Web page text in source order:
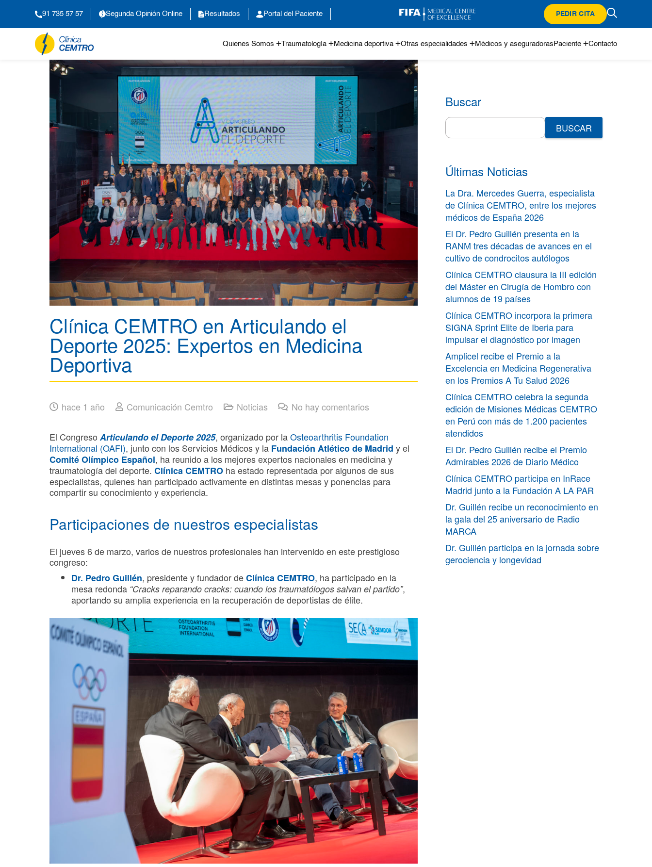
91 735 57 57 Segunda Opinión Online Resultados Portal del Paciente PEDIR CITA
Quienes Somos Traumatología Medicina deportiva Otras especialidades Médicos y aseguradoras Paciente Contacto
Clínica CEMTRO en Articulando el
Deporte 2025: Expertos en Medicina
Deportiva
hace 1 año Comunicación Cemtro Noticias No hay comentarios
El Congreso Articulando el Deporte 2025, organizado por laOsteoarthritis Foundation
International (OAFI), junto con los Servicios Médicos y la Fundación Atlético de Madrid y el
Comité Olímpico Español, ha reunido a los mejores expertos nacionales en medicina y
traumatología del deporte. Clínica CEMTRO ha estado representada por algunos de sus
especialistas, quienes han participado activamente en distintas mesas y ponencias para
compartir su conocimiento y experiencia.
Participaciones de nuestros especialistas
El jueves 6 de marzo, varios de nuestros profesionales han intervenido en este prestigioso
congreso:
Dr. Pedro Guillén, presidente y fundador deClínica CEMTRO, ha participado en la
mesa redonda “Cracks reparando cracks: cuando los traumatólogos salvan el partido”,
aportando su amplia experiencia en la recuperación de deportistas de élite.
Buscar
Search
for:
Últimas Noticias
La Dra. Mercedes Guerra, especialista
de Clínica CEMTRO, entre los mejores
médicos de España 2026
El Dr. Pedro Guillén presenta en la
RANM tres décadas de avances en el
cultivo de condrocitos autólogos
Clínica CEMTRO clausura la III edición
del Máster en Cirugía de Hombro con
alumnos de 19 países
Clínica CEMTRO incorpora la primera
SIGNA Sprint Elite de Iberia para
impulsar el diagnóstico por imagen
Amplicel recibe el Premio a la
Excelencia en Medicina Regenerativa
en los Premios A Tu Salud 2026
Clínica CEMTRO celebra la segunda
edición de Misiones Médicas CEMTRO
en Perú con más de 1.200 pacientes
atendidos
El Dr. Pedro Guillén recibe el Premio
Admirables 2026 de Diario Médico
Clínica CEMTRO participa en InRace
Madrid junto a la Fundación A LA PAR
Dr. Guillén recibe un reconocimiento en
la gala del 25 aniversario de Radio
MARCA
Dr. Guillén participa en la jornada sobre
gerociencia y longevidad